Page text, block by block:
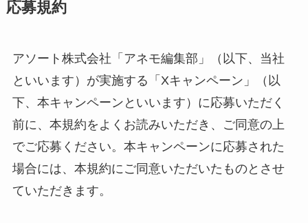
応募規約
アソート株式会社「アネモ編集部」（以下、当社
といいます）が実施する「Xキャンペーン」（以
下、本キャンペーンといいます）に応募いただく
前に、本規約をよくお読みいただき、ご同意の上
でご応募ください。本キャンペーンに応募された
場合には、本規約にご同意いただいたものとさせ
ていただきます。